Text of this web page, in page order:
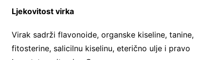
Ljekovitost virka
Virak sadrži flavonoide, organske kiseline, tanine,
fitosterine, salicilnu kiselinu, eterično ulje i pravo